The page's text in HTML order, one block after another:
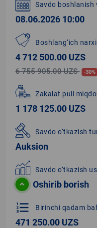
Savdo boshlanish
08.06.2026 10:00
Boshlang‘ich
4 712 500.00 UZS
6 755 905.00 UZS -30%
Zakalat puli
1 178 125.00 UZS
Savdo o‘tkazish
Auksion
Savdo o‘tkazish
Oshirib borish
format_list_numbered Birinchi qadam
471 250.00 UZS